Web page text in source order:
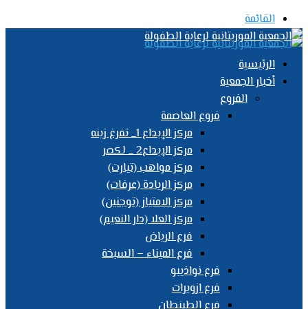
القائمة
الرئيسية
أخبار الجمعية
الفروع
فروع العاصمة
مركز الإبداع 1_ تفرغ زينه
مركز الإبداع2 _ لكصر
مركز مواهب (تيارت)
مركز الريادة (عرفات)
مركز الامتياز (توجنين)
مركز العلا (دار النعيم)
فرع الرياض
فرع الميناء – السبخة
فرع نواذيبو
فرع ازويرات